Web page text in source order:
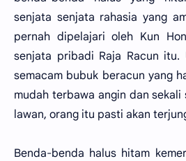
senjata senjata rahasia yang
pernah dipelajari oleh Kun
senjata pribadi Raja Racun
semacam bubuk beracun yang
mudah terbawa angin dan sekali
lawan, orang itu pasti akan
Benda-benda halus hitam